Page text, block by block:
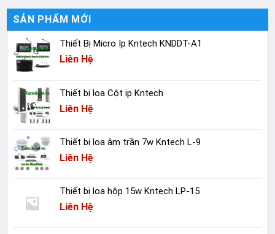
SẢN PHẨM MỚI
Thiết Bị Micro Ip Kntech KNDDT-A1
Liên Hệ
Thiết bị loa Cột ip Kntech
Liên Hệ
Thiết bị loa âm trần 7w Kntech L-9
Liên Hệ
Thiết bị loa hộp 15w Kntech LP-15
Liên Hệ